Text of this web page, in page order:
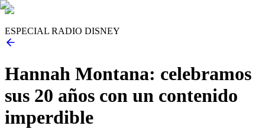
ESPECIAL RADIO DISNEY
Hannah Montana: celebramos
sus 20 años con un contenido
imperdible